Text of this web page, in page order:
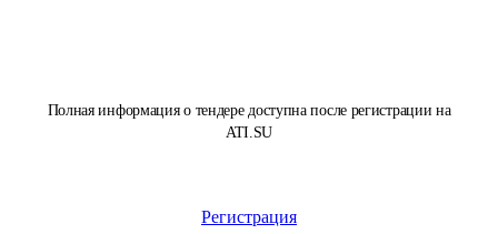
Полная информация о тендере доступна после регистрации на
ATI.SU
Регистрация